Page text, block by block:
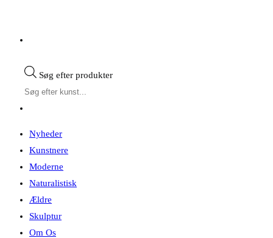
Søg efter produkter
Nyheder
Kunstnere
Moderne
Naturalistisk
Ældre
Skulptur
Om Os